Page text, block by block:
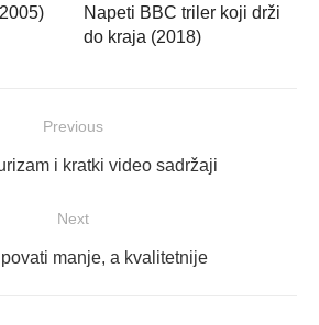
Napeti BBC triler koji drži
do kraja (2018)
Previous
i kratki video sadržaji
Next
manje, a kvalitetnije